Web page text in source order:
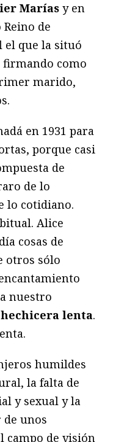
Marías y en
de
el que la situó
como
marido,
en 1931 para
porque casi
de
de lo
lo cotidiano.
Alice
cosas de
otros sólo
nuestro
lenta.
humildes
la falta de
y sexual y la
de unos
campo de visión